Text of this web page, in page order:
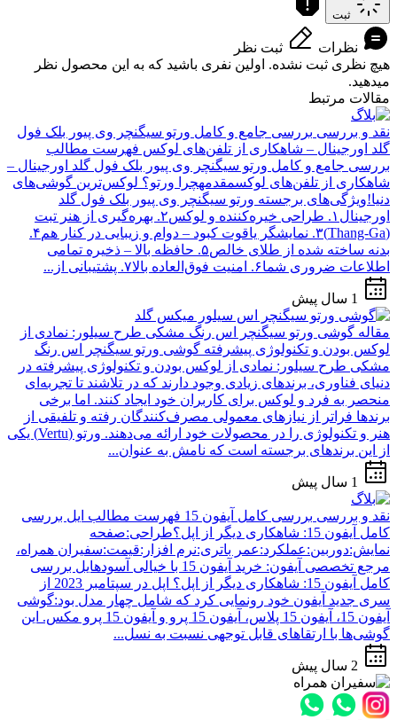
ثبت
نظرات
ثبت نظر
هیچ نظری ثبت نشده. اولین نفری باشید که به این محصول نظر
میدهید.
مقالات مرتبط
نقد و بررسی بررسی جامع و کامل ورتو سیگنچر وی پیور بلک فول
گلد اورجینال – شاهکاری از تلفن‌های لوکس فهرست مطالب
بررسی جامع و کامل ورتو سیگنچر وی پیور بلک فول گلد اورجینال –
شاهکاری از تلفن‌های لوکسمقدمهچرا ورتو؟ لوکس‌ترین گوشی‌های
دنیا!ویژگی‌های برجسته ورتو سیگنچر وی پیور بلک فول گلد
اورجینال۱. طراحی خیره‌کننده و لوکس۲. بهره‌گیری از هنر تبت
(Thang-Ga)۳. نمایشگر یاقوت کبود – دوام و زیبایی در کنار هم۴.
بدنه ساخته شده از طلای خالص۵. حافظه بالا – ذخیره تمامی
اطلاعات ضروری شما۶. امنیت فوق‌العاده بالا۷. پشتیبانی از...
1 سال پیش
مقاله گوشی ورتو سیگنچر اس رنگ مشکی طرح سیلور: نمادی از
لوکس بودن و تکنولوژی پیشرفته گوشی ورتو سیگنچر اس رنگ
مشکی طرح سیلور: نمادی از لوکس بودن و تکنولوژی پیشرفته در
دنیای فناوری، برندهای زیادی وجود دارند که در تلاشند تا تجربه‌ای
منحصر به فرد و لوکس برای کاربران خود ایجاد کنند. اما برخی
برندها فراتر از نیازهای معمولی مصرف‌کنندگان رفته و تلفیقی از
هنر و تکنولوژی را در محصولات خود ارائه می‌دهند. ورتو (Vertu) یکی
از این برندهای برجسته است که نامش به عنوان...
1 سال پیش
نقد و بررسی بررسی کامل آیفون 15
فهرست مطالب ایل بررسی
کامل آیفون 15: شاهکاری دیگر از اپل؟طراحی:صفحه
نمایش:دوربین:عملکرد:عمر باتری:نرم افزار:قیمت:سفیران همراه،
مرجع تخصصی آیفون: خرید آیفون 15 با خیالی آسودهایل بررسی
کامل آیفون 15: شاهکاری دیگر از اپل؟ اپل در سپتامبر 2023 از
سری جدید آیفون خود رونمایی کرد که شامل چهار مدل بود:گوشی
آیفون 15، آیفون 15 پلاس، آیفون 15 پرو و آیفون 15 پرو مکس. این
گوشی‌ها با ارتقاهای قابل توجهی نسبت به نسل...
2 سال پیش